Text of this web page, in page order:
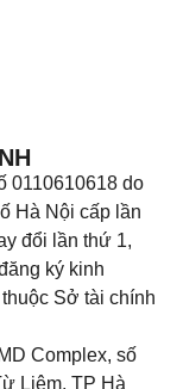
0110610618 do
Hà Nội cấp lần
đổi lần thứ 1,
ký kinh
Sở tài chính
Complex, số
Liêm, TP Hà